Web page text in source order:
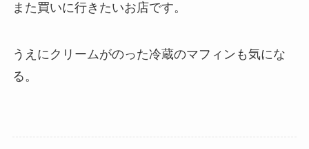
また買いに行きたいお店です。
うえにクリームがのった冷蔵のマフィンも気にな
る。